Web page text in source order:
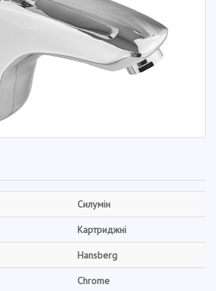
Силумін
Картриджні
Hansberg
Chrome